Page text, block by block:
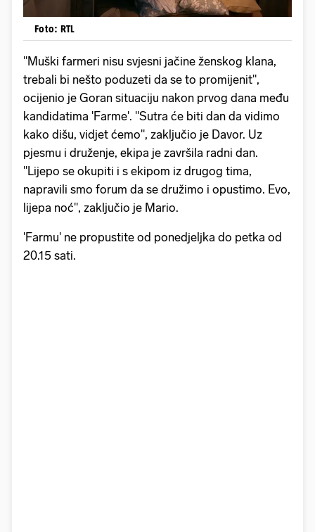
Foto: RTL
"Muški farmeri nisu svjesni jačine ženskog klana,
trebali bi nešto poduzeti da se to promijenit",
ocijenio je Goran situaciju nakon prvog dana među
kandidatima 'Farme'. "Sutra će biti dan da vidimo
kako dišu, vidjet ćemo", zaključio je Davor. Uz
pjesmu i druženje, ekipa je završila radni dan.
"Lijepo se okupiti i s ekipom iz drugog tima,
napravili smo forum da se družimo i opustimo. Evo,
lijepa noć", zaključio je Mario.
'Farmu' ne propustite od ponedjeljka do petka od
20.15 sati.